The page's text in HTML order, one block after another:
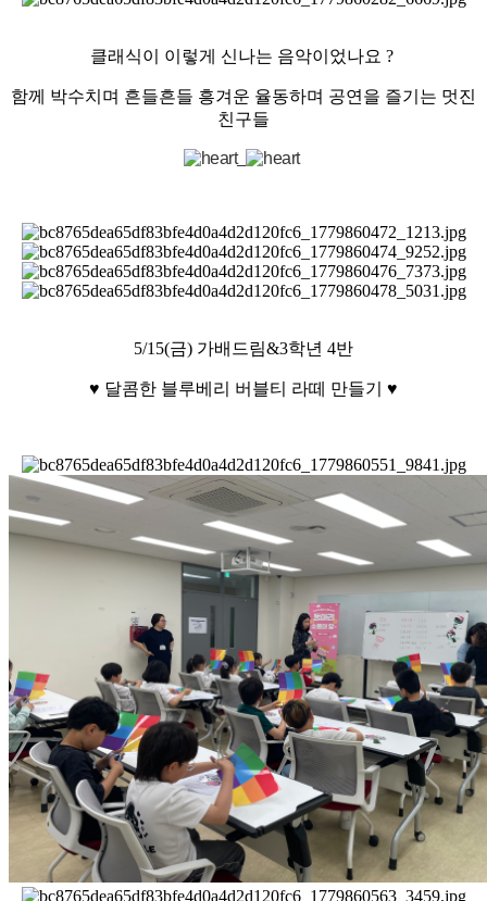
클래식이 이렇게 신나는 음악이었나요 ?
함께 박수치며 흔들흔들 흥겨운 율동하며 공연을 즐기는 멋진
친구들
_
5/15(금) 가배드림&3학년 4반
♥ 달콤한 블루베리 버블티 라떼 만들기 ♥